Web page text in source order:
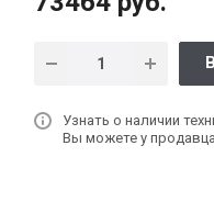
Узнать о наличии
Вы можете у